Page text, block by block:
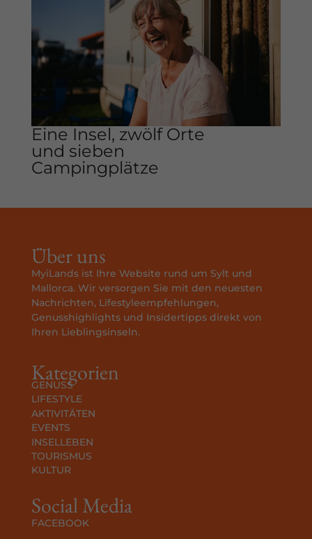
Eine Insel, zwölf Orte
und sieben
Campingplätze
Über uns
MyiLands ist Ihre Website rund um Sylt und
Mallorca. Wir versorgen Sie mit den neuesten
Nachrichten, Lifestyleempfehlungen,
Genusshighlights und Insidertipps direkt von
Ihren Lieblingsinseln.
Kategorien
GENUSS
LIFESTYLE
AKTIVITÄTEN
EVENTS
INSELLEBEN
TOURISMUS
KULTUR
Social Media
FACEBOOK